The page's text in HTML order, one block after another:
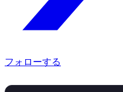
フォローする